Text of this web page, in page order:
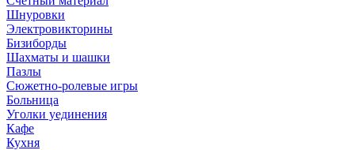
Шнуровки
Электровикторины
Бизиборды
Шахматы и шашки
Пазлы
Сюжетно-ролевые игры
Больница
Уголки уединения
Кафе
Кухня